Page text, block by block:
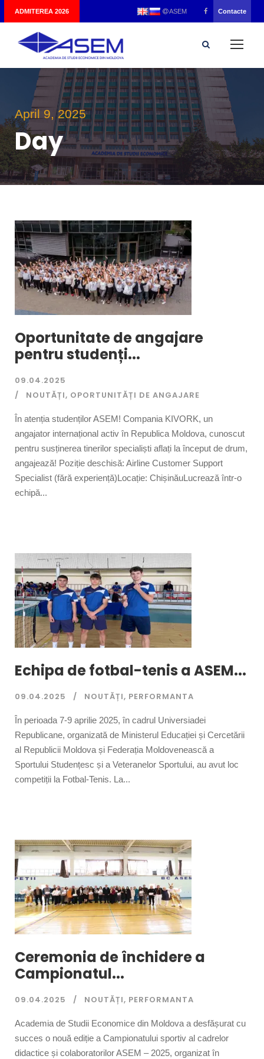
ADMITEREA 2026 ASEM Contacte
April 9, 2025
Day
Oportunitate de angajare
pentru studenți...
09.04.2025
NOUTĂȚI, OPORTUNITĂȚI DE ANGAJARE
În atenția studenților ASEM! Compania KIVORK, un
angajator internațional activ în Republica Moldova, cunoscut
pentru susținerea tinerilor specialiști aflați la început de drum,
angajează! Poziție deschisă: Airline Customer Support
Specialist (fără experiență)Locație: ChișinăuLucrează într-o
echipă...
Echipa de fotbal-tenis a ASEM...
09.04.2025 NOUTĂȚI, PERFORMANTA
În perioada 7-9 aprilie 2025, în cadrul Universiadei
Republicane, organizată de Ministerul Educației și Cercetării
al Republicii Moldova și Federația Moldovenească a
Sportului Studențesc și a Veteranelor Sportului, au avut loc
competiții la Fotbal-Tenis. La...
Ceremonia de închidere a
Campionatul...
09.04.2025 NOUTĂȚI, PERFORMANTA
Academia de Studii Economice din Moldova a desfășurat cu
succes o nouă ediție a Campionatului sportiv al cadrelor
didactice și colaboratorilor ASEM – 2025, organizat în